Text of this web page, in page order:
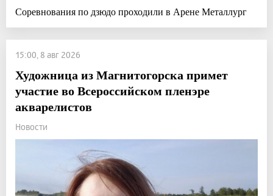
Соревнования по дзюдо проходили в Арене Металлург
15:00, 8 авг 2026
Художница из Магнитогорска примет
участие во Всероссийском пленэре
акварелистов
Новости